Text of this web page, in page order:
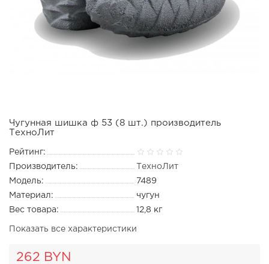
Чугунная шишка ф 53 (8 шт.) производитель
ТехноЛит
Рейтинг:
Производитель:
ТехноЛит
Модель:
7489
Материал:
чугун
Вес товара:
12,8 кг
Показать все характеристики
262 BYN